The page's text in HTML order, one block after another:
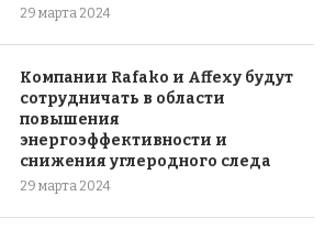
29 марта 2024
Компании Rafako и Affexy будут
сотрудничать в области
повышения
энергоэффективности и
снижения углеродного следа
29 марта 2024